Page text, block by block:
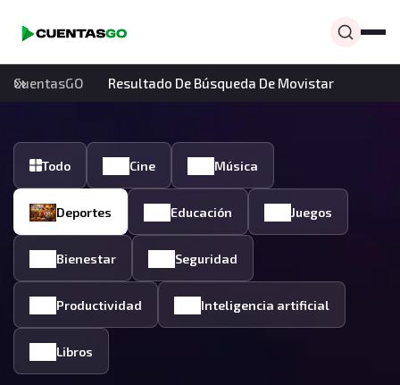
CuentasGO Resultado De Búsqueda De Movistar
Todo Cine Música
Deportes Educación Juegos
Bienestar Seguridad
Productividad Inteligencia artificial
Libros